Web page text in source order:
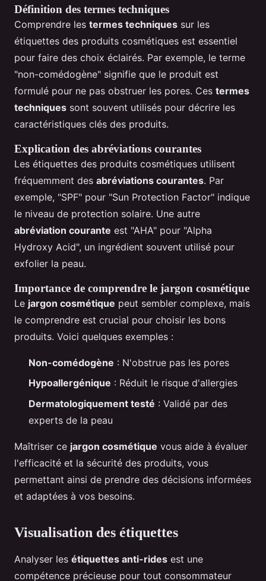
Définition des termes techniques
Comprendre les termes techniques sur les
étiquettes des produits cosmétiques est essentiel
pour faire des choix éclairés. Par exemple, le terme
"non-comédogène" signifie que le produit est
formulé pour ne pas obstruer les pores. Ces termes
techniques sont souvent utilisés pour décrire les
caractéristiques clés des produits.
Explication des abréviations courantes
Les étiquettes des produits cosmétiques utilisent
fréquemment des abréviations courantes. Par
exemple, "SPF" pour "Sun Protection Factor" indique
le niveau de protection solaire. Une autre
abréviation courante est "AHA" pour "Alpha
Hydroxy Acid", un ingrédient souvent utilisé pour
exfolier la peau.
Importance de comprendre le jargon cosmétique
Le jargon cosmétique peut sembler complexe, mais
le comprendre est crucial pour choisir les bons
produits. Voici quelques exemples :
Non-comédogène : N'obstrue pas les pores
Hypoallergénique : Réduit le risque d'allergies
Dermatologiquement testé : Validé par des
experts de la peau
Maîtriser ce jargon cosmétique vous aide à évaluer
l'efficacité et la sécurité des produits, vous
permettant ainsi de prendre des décisions informées
et adaptées à vos besoins.
Visualisation des étiquettes
Analyser les étiquettes anti-rides est une
compétence précieuse pour tout consommateur